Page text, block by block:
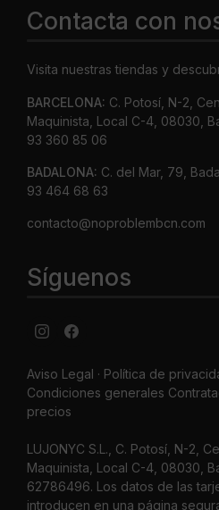
Contacta con
Visita nuestras tiendas y
BARCELONA: C. Potosí, N-2,
Maquinista, Local C-4, 08030,
93 360 85 06
BADALONA: C. del Mar, 79,
93 464 68 63
contacto@noproblembcn.com
Síguenos
Aviso Legal · Política de
Condiciones generales
precios
LUJONYC S.L., C. Potosí, N-2,
Maquinista, Local C-4, 08030,
62786496. Los datos de las
introducen en una página